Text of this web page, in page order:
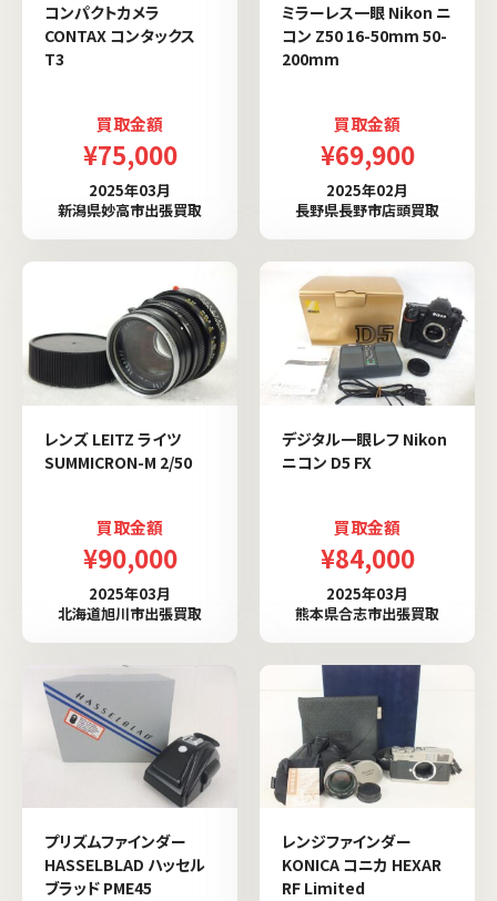
コンパクトカメラ
CONTAX コンタックス
T3
買取金額
¥75,000
2025年03月
新潟県妙高市出張買取
ミラーレス一眼 Nikon ニ
コン Z50 16-50mm 50-
200mm
買取金額
¥69,900
2025年02月
長野県長野市店頭買取
レンズ LEITZ ライツ
SUMMICRON-M 2/50
買取金額
¥90,000
2025年03月
北海道旭川市出張買取
デジタル一眼レフ Nikon
ニコン D5 FX
買取金額
¥84,000
2025年03月
熊本県合志市出張買取
プリズムファインダー
HASSELBLAD ハッセル
ブラッド PME45
レンジファインダー
KONICA コニカ HEXAR
RF Limited